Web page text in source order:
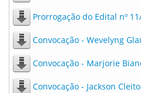
Prorrogação do Edital nº
Convocação - Wevelyng
Convocação - Marjorie
Convocação - Jackson